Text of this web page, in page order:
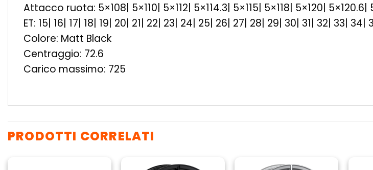
Attacco ruota: 5×108| 5×110| 5×112| 5×114.3| 5×115| 5×118| 5×120| 5×120.6|
ET: 15| 16| 17| 18| 19| 20| 21| 22| 23| 24| 25| 26| 27| 28| 29| 30| 31| 32| 33|
Colore: Matt Black
Centraggio: 72.6
Carico massimo: 725
PRODOTTI CORRELATI